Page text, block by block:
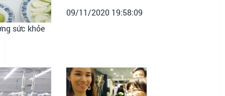
sức khỏe
09/11/2020 19:58:09